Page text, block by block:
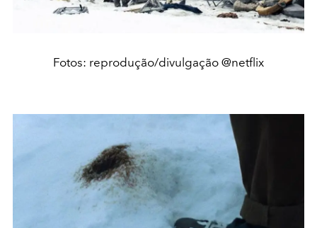
Fotos: reprodução/divulgação @netflix